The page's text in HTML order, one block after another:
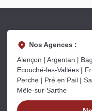
Nos Agences :
Alençon | Argentan |
Ecouché-les-Vallées |
Perche | Pré en Pail |
Mêle-sur-Sarthe